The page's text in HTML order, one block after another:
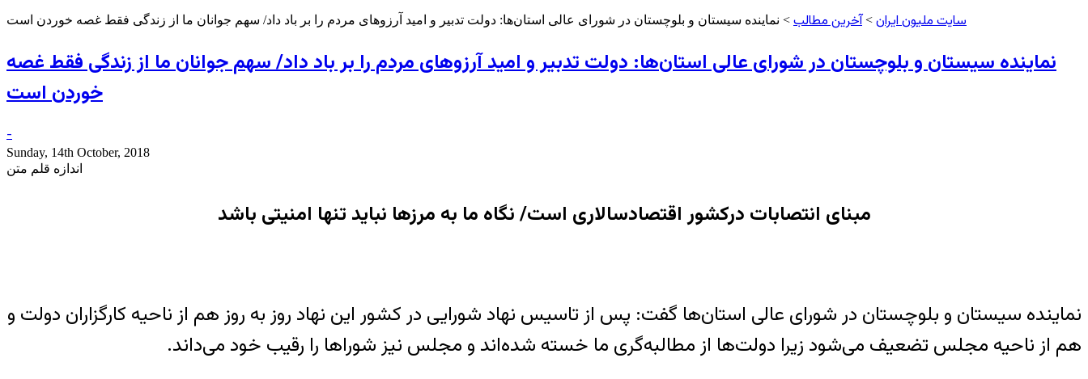
سایت ملیون ایران >آخرین مطالب > نماینده سیستان و بلوچستان در شورای عالی استان‌ها: دولت تدبیر و امید آرزوهای مردم را بر باد داد/ سهم جوانان ما از زندگی فقط غصه خوردن است
نماینده سیستان و بلوچستان در شورای عالی استان‌ها: دولت تدبیر و امید آرزوهای مردم را بر باد داد/ سهم جوانان ما از زندگی فقط غصه
خوردن است
-
Sunday, 14th October, 2018
اندازه قلم متن
مبنای انتصابات درکشور اقتصادسالاری است/ نگاه ما به مرزها نباید تنها امنیتی باشد
نماینده سیستان و بلوچستان در شورای عالی استان‌ها گفت: پس از تاسیس نهاد شورایی در کشور این نهاد روز به روز هم از ناحیه کارگزاران دولت و
هم از ناحیه مجلس تضعیف می‌شود زیرا دولت‌ها از مطالبه‌گری ما ‌خسته شده‌اند و مجلس نیز شوراها را رقیب خود می‌داند.